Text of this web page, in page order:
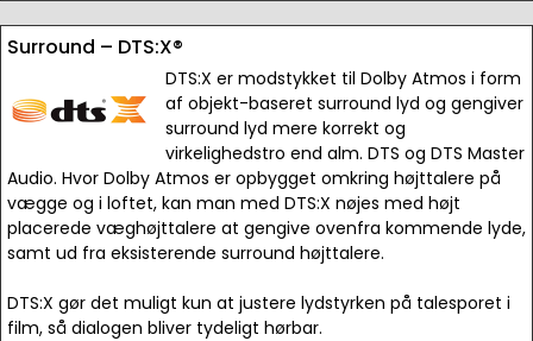
Surround – DTS:X®
DTS:X er modstykket til Dolby Atmos i form
af objekt-baseret surround lyd og gengiver
surround lyd mere korrekt og
virkelighedstro end alm. DTS og DTS Master
Audio. Hvor Dolby Atmos er opbygget omkring højttalere på
vægge og i loftet, kan man med DTS:X nøjes med højt
placerede væghøjttalere at gengive ovenfra kommende lyde,
samt ud fra eksisterende surround højttalere.
DTS:X gør det muligt kun at justere lydstyrken på talesporet i
film, så dialogen bliver tydeligt hørbar.